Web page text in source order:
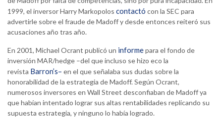
1999, el inversor Harry Markopolos contactó con la SEC para
advertirle sobre el fraude de Madoff y desde entonces reiteró sus
acusaciones año tras año.
En 2001, Michael Ocrant publicó un informepara el fondo de
inversión MAR/hedge –del que incluso se hizo eco la
revista Barron’s– en el que señalaba sus dudas sobre la
honorabilidad de la estrategia de Madoff. Según Ocrant,
numerosos inversores en Wall Street desconfiaban de Madoff ya
que habían intentado lograr sus altas rentabilidades replicando su
supuesta estrategia, y ninguno lo había logrado.